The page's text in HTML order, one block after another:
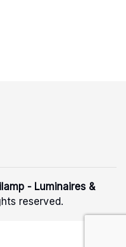
- Luminaires &
reserved.